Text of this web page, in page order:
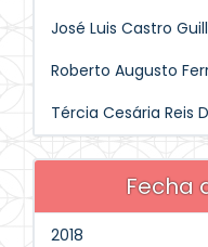
José Luis Castro
Roberto Augusto
Tércia Cesária Reis
Fecha
2018